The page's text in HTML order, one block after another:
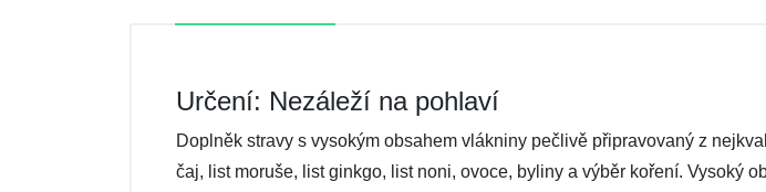
Určení: Nezáleží na pohlaví
Doplněk stravy s vysokým obsahem vlákniny pečlivě připravovaný z
čaj, list moruše, list ginkgo, list noni, ovoce, byliny a výběr koření. Vysoký